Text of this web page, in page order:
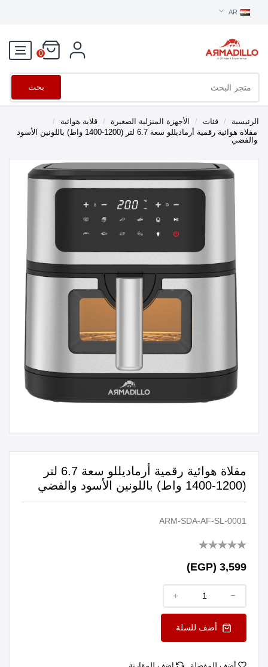
AR
0
بحث
الرئيسية / فئات / الأجهزة المنزلية الصغيرة / قلاية هوائية
/
مقلاة هوائية رقمية أرماديللو سعة 6.7 لتر (1200-1400 واط) باللونين الأسود
والفضي
مقلاة هوائية رقمية أرماديللو سعة 6.7 لتر
(1200-1400 واط) باللونين الأسود والفضي
ARM-SDA-AF-SL-0001
3,599 (EGP)
أضف للسلة